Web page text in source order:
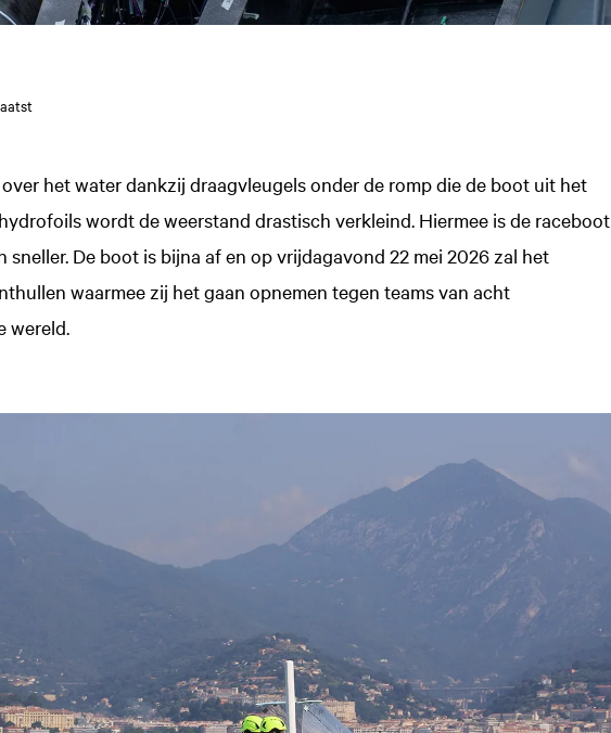
over het water dankzij draagvleugels onder de romp die de boot uit het
wordt de weerstand drastisch verkleind. Hiermee is de raceboot
sneller. De boot is bijna af en op vrijdagavond 22 mei 2026 zal het
waarmee zij het gaan opnemen tegen teams van acht
wereld.